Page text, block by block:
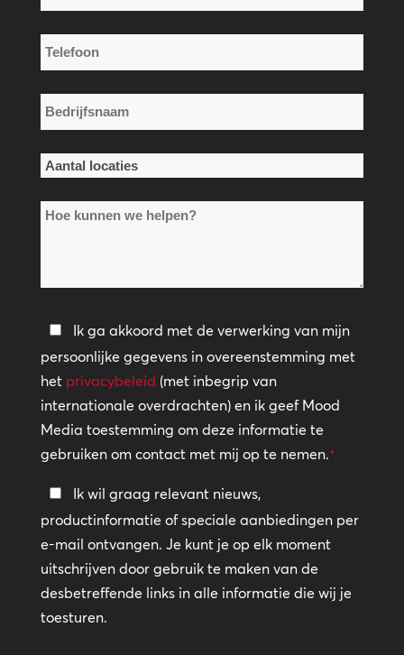
mail
*
Telefoon
*
Bedrijfsnaam
*
Aantal
*Hoe
helpen?
Privacybeleid
*
Ik ga akkoord met de verwerking van mijn
persoonlijke gegevens in overeenstemming met
het privacybeleid (met inbegrip van
internationale overdrachten) en ik geef Mood
Media toestemming om deze informatie te
gebruiken om contact met mij op te nemen.*
Blijf
in
contact
Ik wil graag relevant nieuws,
productinformatie of speciale aanbiedingen per
e-mail ontvangen. Je kunt je op elk moment
uitschrijven door gebruik te maken van de
desbetreffende links in alle informatie die wij je
toesturen.